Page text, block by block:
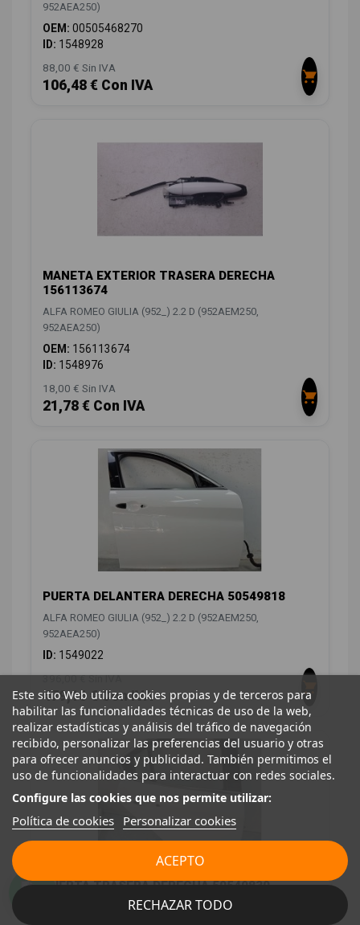
952AEA250)
OEM: 00505468270
ID: 1548928
88,00 € Sin IVA
106,48 € Con IVA
MANETA EXTERIOR TRASERA DERECHA
156113674
ALFA ROMEO GIULIA (952_) 2.2 D (952AEM250,
952AEA250)
OEM: 156113674
ID: 1548976
18,00 € Sin IVA
21,78 € Con IVA
PUERTA DELANTERA DERECHA 50549818
ALFA ROMEO GIULIA (952_) 2.2 D (952AEM250,
952AEA250)
ID: 1549022
396,00 € Sin IVA
479,16 € Con IVA
PUERTA TRASERA DERECHA 50549830
Este sitio Web utiliza cookies propias y de terceros para
habilitar las funcionalidades técnicas de uso de la web,
realizar estadísticas y análisis del tráfico de navegación
recibido, personalizar las preferencias del usuario y otras
para ofrecer anuncios y publicidad. También permitimos el
uso de funcionalidades para interactuar con redes sociales.
Configure las cookies que nos permite utilizar:
Política de cookies Personalizar cookies
RECHAZAR TODO
ACEPTO